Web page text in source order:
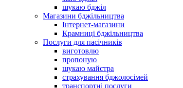
шукаю бджіл
Магазини бджільництва
Інтернет-магазини
Крамниці бджільництва
Послуги для пасічників
виготовлю
пропоную
шукаю майстра
страхування бджолосімей
транспортні послуги